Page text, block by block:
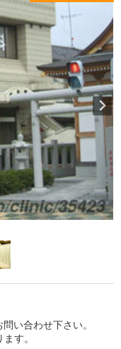
い合わせ下さい。
す。